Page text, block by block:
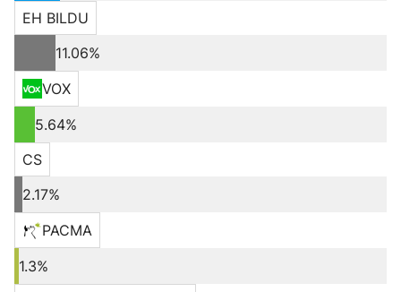
EH BILDU
11.06%
VOX
5.64%
CS
2.17%
PACMA
1.3%